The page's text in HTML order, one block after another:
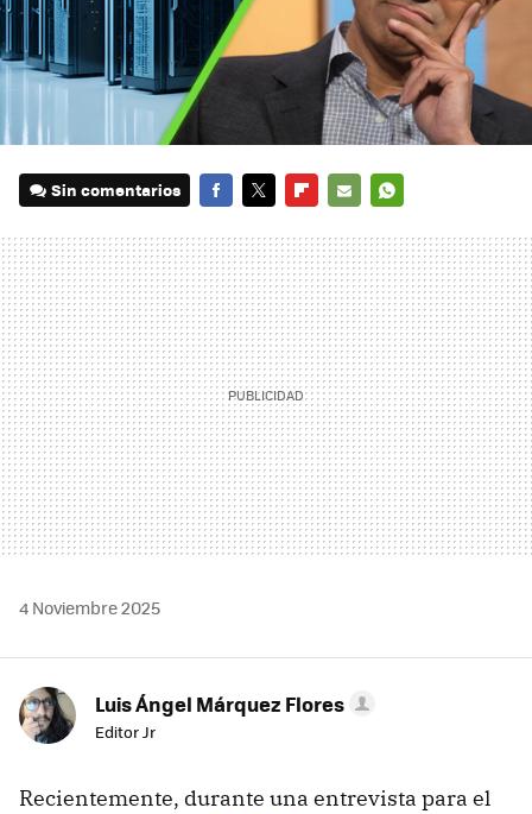
Sin comentarios
MAIL
4 Noviembre 2025
Luis Ángel Márquez Flores
Editor Jr
Recientemente, durante una entrevista para el